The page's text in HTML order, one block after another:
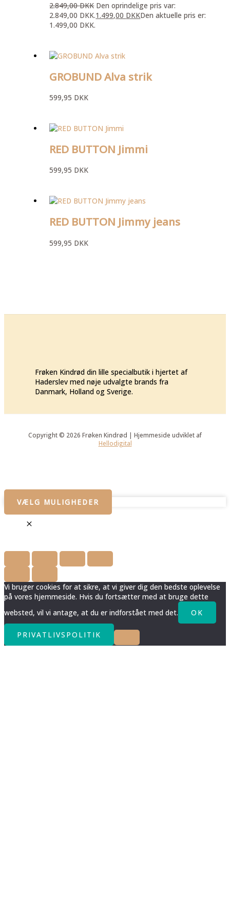
2.849,00DKK Den oprindelige pris var:
2.849,00 DKK.1.499,00 DKKDen aktuelle pris er:
1.499,00 DKK.
GROBUND Alva strik
599,95 DKK
RED BUTTON Jimmi
599,95 DKK
RED BUTTON Jimmy jeans
599,95 DKK
Frøken Kindrød din lille specialbutik i hjertet af
Haderslev med nøje udvalgte brands fra
Danmark, Holland og Sverige.
Copyright © 2026 Frøken Kindrød | Hjemmeside udviklet af
Hellodigital
VÆLG MULIGHEDER
Vi bruger cookies for at sikre, at vi giver dig den bedste oplevelse
på vores hjemmeside. Hvis du fortsætter med at bruge dette
websted, vil vi antage, at du er indforstået med det.
OK
PRIVATLIVSPOLITIK